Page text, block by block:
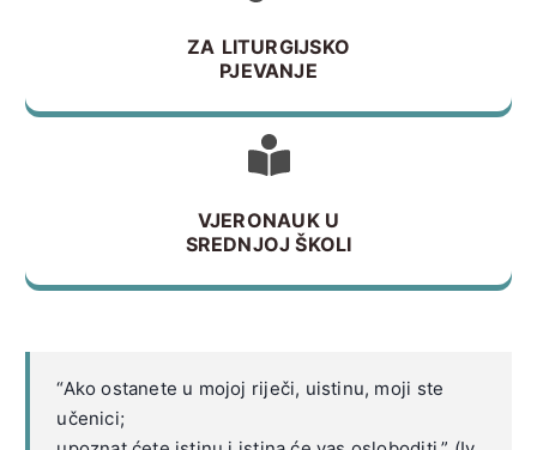
ZA LITURGIJSKO
PJEVANJE
VJERONAUK U
SREDNJOJ ŠKOLI
“Ako ostanete u mojoj riječi, uistinu, moji ste
učenici;